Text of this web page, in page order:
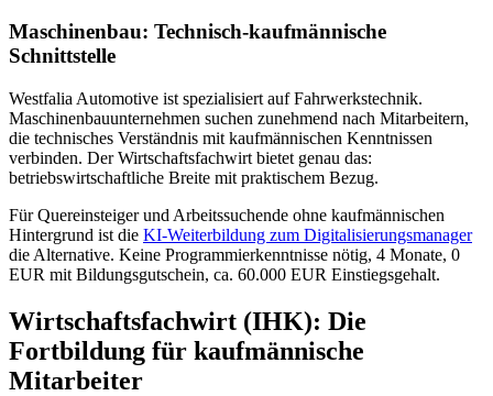
Maschinenbau: Technisch-kaufmännische
Schnittstelle
Westfalia Automotive ist spezialisiert auf Fahrwerkstechnik.
Maschinenbauunternehmen suchen zunehmend nach Mitarbeitern,
die technisches Verständnis mit kaufmännischen Kenntnissen
verbinden. Der Wirtschaftsfachwirt bietet genau das:
betriebswirtschaftliche Breite mit praktischem Bezug.
Für Quereinsteiger und Arbeitssuchende ohne kaufmännischen
Hintergrund ist die KI-Weiterbildung zum Digitalisierungsmanager
die Alternative. Keine Programmierkenntnisse nötig, 4 Monate, 0
EUR mit Bildungsgutschein, ca. 60.000 EUR Einstiegsgehalt.
Wirtschaftsfachwirt (IHK): Die
Fortbildung für kaufmännische
Mitarbeiter